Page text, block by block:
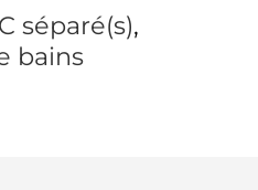
séparé(s)
bains